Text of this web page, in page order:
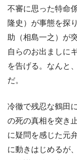
不審に思った特命
隆史）が事態を探
助（相島一之）が
自らのお出ましに
を告げる。なんと
だ。
冷徹で残忍な鶴田
の死の真相を突き
に疑問を感じた元
に動きはじめるが